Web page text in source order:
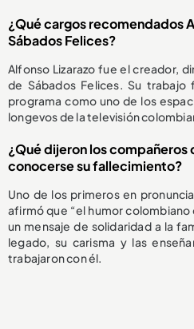
¿Qué cargos recomendados
Sábados Felices?
Alfonso Lizarazo fue el creador,
de Sábados Felices. Su
programa como uno de los
longevos de la televisión
¿Qué dijeron los compañeros
conocerse su fallecimiento?
Uno de los primeros en
afirmó que “el humor
un mensaje de solidaridad a la
legado, su carisma y las
trabajaron con él.